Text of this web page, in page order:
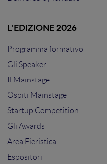
L'EDIZIONE 2026
Programma formativo
Gli Speaker
Il Mainstage
Ospiti Mainstage
Startup Competition
Gli Awards
Area Fieristica
Espositori